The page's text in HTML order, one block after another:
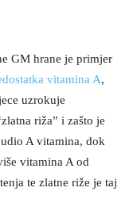
GM hrane je primjer
vitamina A,
uzrokuje
riža” i zašto je
A vitamina, dok
vitamina A od
te zlatne riže je taj